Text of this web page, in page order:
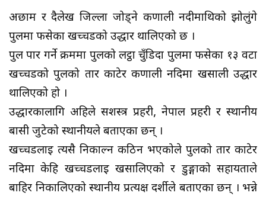
अछाम र दैलेख जिल्ला जोड्ने कर्णाली नदीमाथिको झोलुंगे
पुलमा फसेका खच्चडको उद्धार थालिएको छ ।
पुल पार गर्ने क्रममा पुलको लट्ठा चुँडिदा पुलमा फसेका १३ वटा
खच्चडको पुलको तार काटेर कर्णाली नदिमा खसाली उद्धार
थालिएको हो ।
उद्धारकालागि अहिले सशस्त्र प्रहरी, नेपाल प्रहरी र स्थानीय
बासी जुटेको स्थानीयले बताएका छन् ।
खच्चडलाई त्यसै निकाल्न कठिन भएकोले पुलको तार काटेर
नदिमा केहि खच्चडलाई खसालिएको र डुङ्गाको सहायताले
बाहिर निकालिएको स्थानीय प्रत्यक्ष दर्शीले बताएका छन् । भन्ने